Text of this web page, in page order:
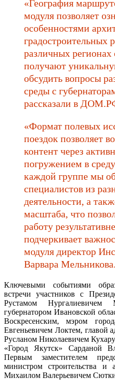
«География
модуля позволяет
особенностями
градостроительных
различных
получают
обсудить вопросы
среды с
рассказали в
«Формат полевых
поездок позволяет
контент через
погружением в
каждой группе мы
специалистов из
деятельности, а
масштаба, что
работу
подчеркивает
модуля директор
Варвара Мельникова.
Ключевыми событиями
встречи участников с
Рустамом Нургалиевичем
губернатором Ивановской
Воскресенским, мэром
Евгеньевичем Локтем, главой
Русланом Николаевичем
«Город Якутск» Сарданой
Первым заместителем
министром строительства и
Михаилом Валерьевичем